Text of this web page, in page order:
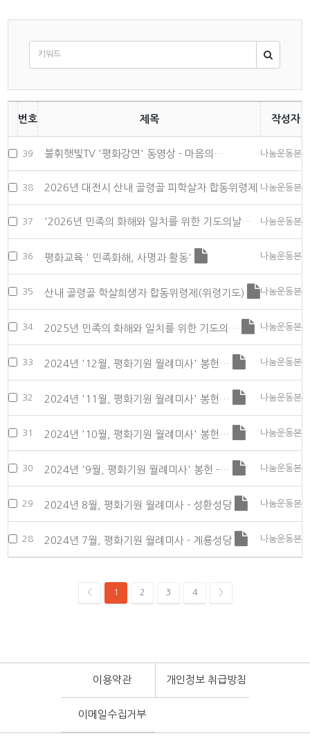
번호 제목 작성자
39 불휘햇빛TV '평화강연' 동영상 - 마음의… 나눔운동본부
38 2026년 대전시 산내 골령골 피학살자 합동위령제 나눔운동본부
37 '2026년 민족의 화해와 일치를 위한 기도의날… 나눔운동본부
36 평화교육 ' 민족화해, 사명과 활동' 나눔운동본부
35 산내 골령골 학살희생자 합동위령제(위령기도) 나눔운동본부
34 2025년 민족의 화해와 일치를 위한 기도의… 나눔운동본부
33 2024년 '12월, 평화기원 월례미사' 봉헌… 나눔운동본부
32 2024년 '11월, 평화기원 월례미사' 봉헌… 나눔운동본부
31 2024년 '10월, 평화기원 월례미사' 봉헌… 나눔운동본부
30 2024년 '9월, 평화기원 월례미사' 봉헌 -… 나눔운동본부
29 2024년 8월, 평화기원 월례미사 - 성환성당 나눔운동본부
28 2024년 7월, 평화기원 월례미사 - 계룡성당 나눔운동본부
< 1 2 3 4 >
이용약관 개인정보 취급방침
이메일수집거부